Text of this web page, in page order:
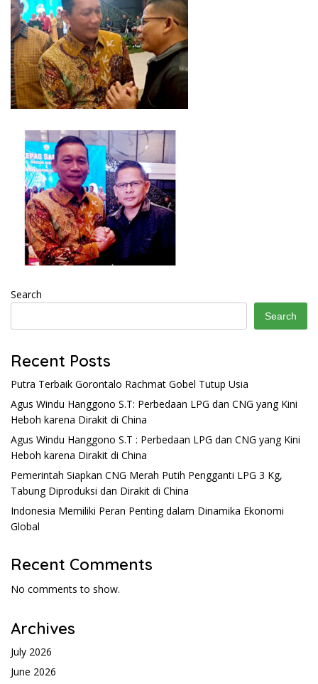
Search
Search
Recent Posts
Putra Terbaik Gorontalo Rachmat Gobel Tutup Usia
Agus Windu Hanggono S.T: Perbedaan LPG dan CNG yang Kini
Heboh karena Dirakit di China
Agus Windu Hanggono S.T : Perbedaan LPG dan CNG yang Kini
Heboh karena Dirakit di China
Pemerintah Siapkan CNG Merah Putih Pengganti LPG 3 Kg,
Tabung Diproduksi dan Dirakit di China
Indonesia Memiliki Peran Penting dalam Dinamika Ekonomi
Global
Recent Comments
No comments to show.
Archives
July 2026
June 2026